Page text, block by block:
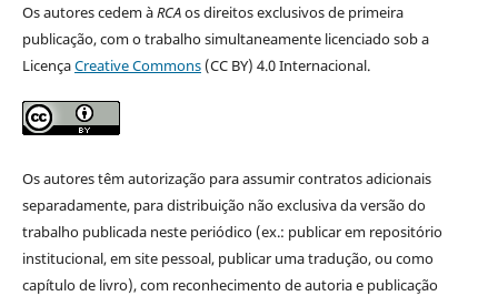
Os autores cedem àRCAos direitos exclusivos de primeira
publicação, com o trabalho simultaneamente licenciado sob a
LicençaCreative Commons(CC BY) 4.0 Internacional.
Os autores têm autorização para assumir contratos adicionais
separadamente, para distribuição não exclusiva da versão do
trabalho publicada neste periódico (ex.: publicar em repositório
institucional, em site pessoal, publicar uma tradução, ou como
capítulo de livro), com reconhecimento de autoria e publicação